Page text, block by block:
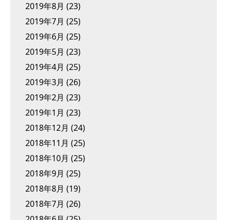
2019年8月 (23)
2019年7月 (25)
2019年6月 (25)
2019年5月 (23)
2019年4月 (25)
2019年3月 (26)
2019年2月 (23)
2019年1月 (23)
2018年12月 (24)
2018年11月 (25)
2018年10月 (25)
2018年9月 (25)
2018年8月 (19)
2018年7月 (26)